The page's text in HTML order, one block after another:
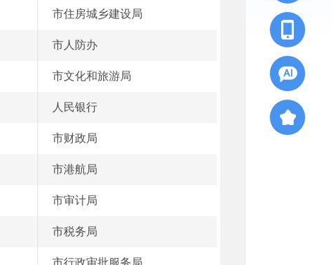
市住房城乡建设局
市人防办
市文化和旅游局
人民银行
市财政局
市港航局
市审计局
市税务局
市行政审批服务局